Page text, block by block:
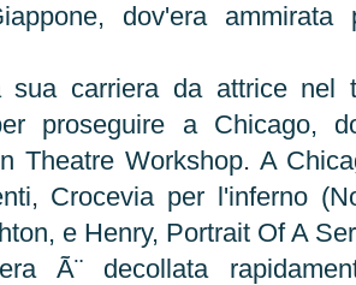
dov'era
sua carriera da attrice nel
proseguire a Chicago,
Theatre Workshop. A
Crocevia per l'inferno
e Henry, Portrait Of A
Ã¨ decollata